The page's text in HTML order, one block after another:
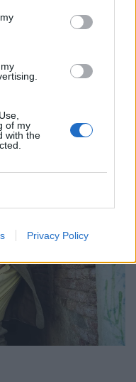
of my
with the
Privacy Policy
σκοταδιού
κόσμο της Anna
μέχρι το τελευταίο